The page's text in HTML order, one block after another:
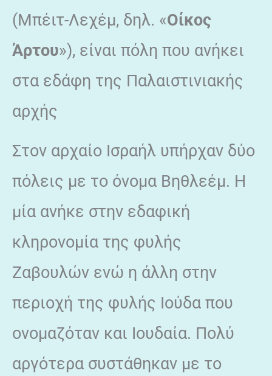
(Μπέιτ-Λεχέμ, δηλ. «Οίκος
Άρτου»), είναι πόλη που ανήκει
στα εδάφη της Παλαιστινιακής
αρχής
Στον αρχαίο Ισραήλ υπήρχαν δύο
πόλεις με το όνομα Βηθλεέμ. Η
μία ανήκε στην εδαφική
κληρονομία της φυλής
Ζαβουλών ενώ η άλλη στην
περιοχή της φυλής Ιούδα που
ονομαζόταν και Ιουδαία. Πολύ
αργότερα συστάθηκαν με το